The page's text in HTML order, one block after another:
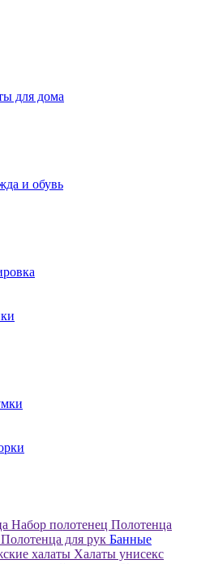
для дома
и обувь
Набор полотенец Полотенца
Полотенца для рук Банные
халаты Халаты унисекс